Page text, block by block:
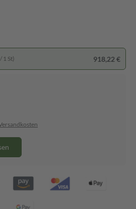
1 St) 918,22 €